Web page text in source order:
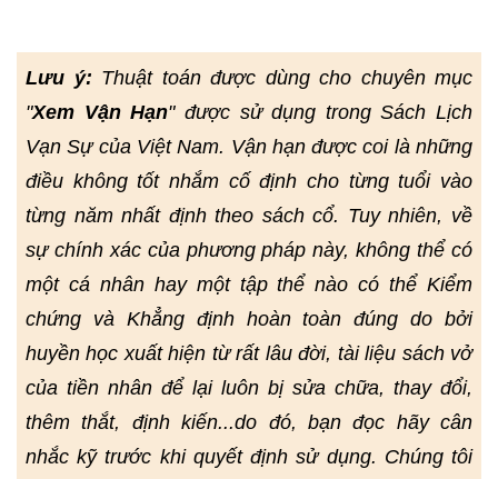
Lưu ý: Thuật toán được dùng cho chuyên mục
"Xem Vận Hạn" được sử dụng trong Sách Lịch
Vạn Sự của Việt Nam. Vận hạn được coi là những
điều không tốt nhắm cố định cho từng tuổi vào
từng năm nhất định theo sách cổ. Tuy nhiên, về
sự chính xác của phương pháp này, không thể có
một cá nhân hay một tập thể nào có thể Kiểm
chứng và Khẳng định hoàn toàn đúng do bởi
huyền học xuất hiện từ rất lâu đời, tài liệu sách vở
của tiền nhân để lại luôn bị sửa chữa, thay đổi,
thêm thắt, định kiến...do đó, bạn đọc hãy cân
nhắc kỹ trước khi quyết định sử dụng. Chúng tôi